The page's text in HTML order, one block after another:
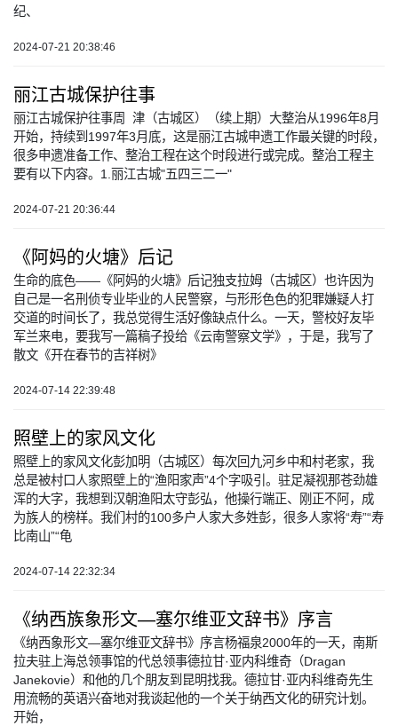
纪、
2024-07-21 20:38:46
丽江古城保护往事
丽江古城保护往事周 津（古城区）（续上期）大整治从1996年8月
开始，持续到1997年3月底，这是丽江古城申遗工作最关键的时段，
很多申遗准备工作、整治工程在这个时段进行或完成。整治工程主
要有以下内容。1.丽江古城"五四三二一"
2024-07-21 20:36:44
《阿妈的火塘》后记
生命的底色——《阿妈的火塘》后记独支拉姆（古城区）也许因为
自己是一名刑侦专业毕业的人民警察，与形形色色的犯罪嫌疑人打
交道的时间长了，我总觉得生活好像缺点什么。一天，警校好友毕
军兰来电，要我写一篇稿子投给《云南警察文学》，于是，我写了
散文《开在春节的吉祥树》
2024-07-14 22:39:48
照壁上的家风文化
照壁上的家风文化彭加明（古城区）每次回九河乡中和村老家，我
总是被村口人家照壁上的“渔阳家声”4个字吸引。驻足凝视那苍劲雄
浑的大字，我想到汉朝渔阳太守彭弘，他操行端正、刚正不阿，成
为族人的榜样。我们村的100多户人家大多姓彭，很多人家将“寿”“寿
比南山”“龟
2024-07-14 22:32:34
《纳西族象形文—塞尔维亚文辞书》序言
《纳西象形文—塞尔维亚文辞书》序言杨福泉2000年的一天，南斯
拉夫驻上海总领事馆的代总领事德拉甘·亚内科维奇（Dragan
Janekovie）和他的几个朋友到昆明找我。德拉甘·亚内科维奇先生
用流畅的英语兴奋地对我谈起他的一个关于纳西文化的研究计划。
开始，